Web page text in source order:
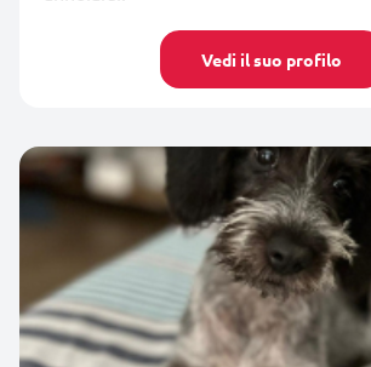
Vedi il suo profilo